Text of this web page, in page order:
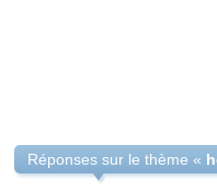
Réponses sur le thème «